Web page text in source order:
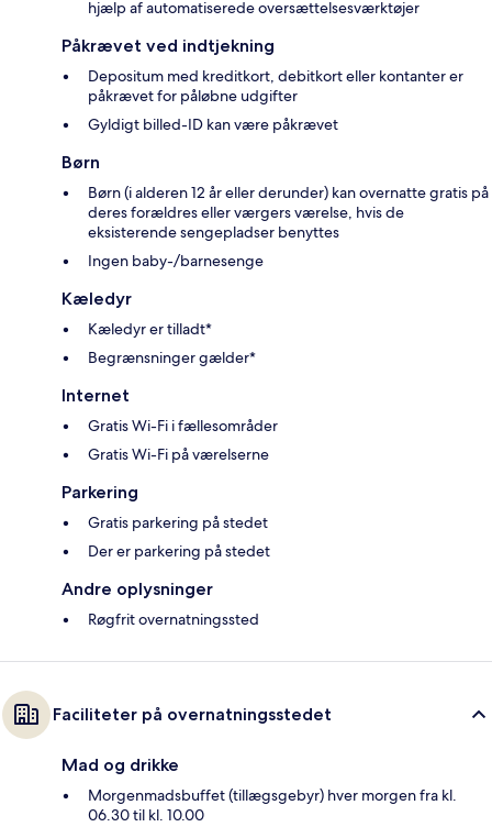
hjælp af automatiserede oversættelsesværktøjer
Påkrævet ved indtjekning
Depositum med kreditkort, debitkort eller kontanter er
påkrævet for påløbne udgifter
Gyldigt billed-ID kan være påkrævet
Børn
Børn (i alderen 12 år eller derunder) kan overnatte gratis på
deres forældres eller værgers værelse, hvis de
eksisterende sengepladser benyttes
Ingen baby-/barnesenge
Kæledyr
Kæledyr er tilladt*
Begrænsninger gælder*
Internet
Gratis Wi-Fi i fællesområder
Gratis Wi-Fi på værelserne
Parkering
Gratis parkering på stedet
Der er parkering på stedet
Andre oplysninger
Røgfrit overnatningssted
Faciliteter på overnatningsstedet
Mad og drikke
Morgenmadsbuffet (tillægsgebyr) hver morgen fra kl.
06.30 til kl. 10.00